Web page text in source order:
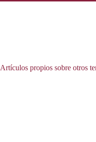
Artículos propios sobre otros